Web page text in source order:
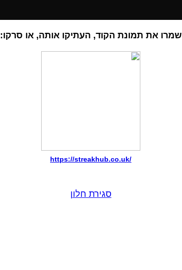
שמרו את תמונת הקוד, העתיקו אותה, או סרקו:
https://streakhub.co.uk/
סגירת חלון